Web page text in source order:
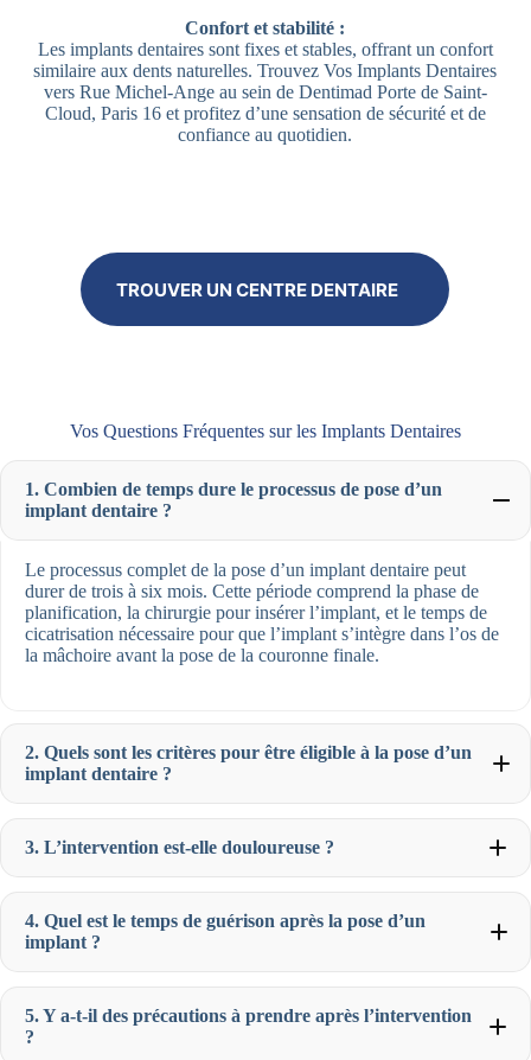
Confort et stabilité :
Les implants dentaires sont fixes et stables, offrant un confort
similaire aux dents naturelles. Trouvez Vos Implants Dentaires
vers Rue Michel-Ange au sein de Dentimad Porte de Saint-
Cloud, Paris 16 et profitez d’une sensation de sécurité et de
confiance au quotidien.
TROUVER UN CENTRE DENTAIRE
Vos Questions Fréquentes sur les Implants Dentaires
1. Combien de temps dure le processus de pose d’un
implant dentaire ?
Le processus complet de la pose d’un implant dentaire peut
durer de trois à six mois. Cette période comprend la phase de
planification, la chirurgie pour insérer l’implant, et le temps de
cicatrisation nécessaire pour que l’implant s’intègre dans l’os de
la mâchoire avant la pose de la couronne finale.
2. Quels sont les critères pour être éligible à la pose d’un
implant dentaire ?
3. L’intervention est-elle douloureuse ?
4. Quel est le temps de guérison après la pose d’un
implant ?
5. Y a-t-il des précautions à prendre après l’intervention
?